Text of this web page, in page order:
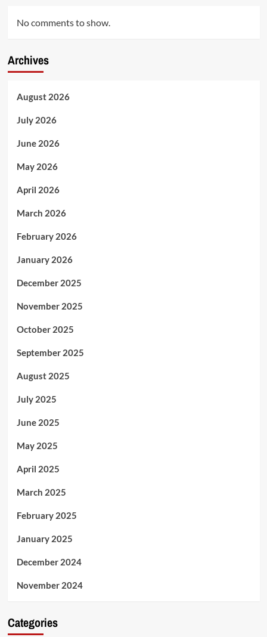
No comments to show.
Archives
August 2026
July 2026
June 2026
May 2026
April 2026
March 2026
February 2026
January 2026
December 2025
November 2025
October 2025
September 2025
August 2025
July 2025
June 2025
May 2025
April 2025
March 2025
February 2025
January 2025
December 2024
November 2024
Categories